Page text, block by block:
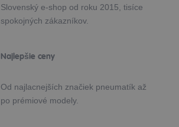
Slovenský e-shop od roku 2015, tisíce
spokojných zákazníkov.
Najlepšie ceny
Od najlacnejších značiek pneumatík až
po prémiové modely.